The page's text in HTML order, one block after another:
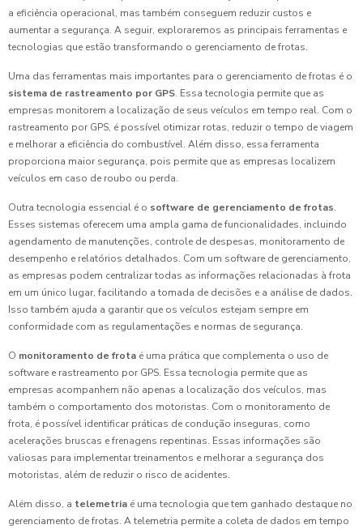
a eficiência operacional, mas também conseguem reduzir custos e
aumentar a segurança. A seguir, exploraremos as principais ferramentas e
tecnologias que estão transformando o gerenciamento de frotas.
Uma das ferramentas mais importantes para o gerenciamento de frotas é o
sistema de rastreamento por GPS. Essa tecnologia permite que as
empresas monitorem a localização de seus veículos em tempo real. Com o
rastreamento por GPS, é possível otimizar rotas, reduzir o tempo de viagem
e melhorar a eficiência do combustível. Além disso, essa ferramenta
proporciona maior segurança, pois permite que as empresas localizem
veículos em caso de roubo ou perda.
Outra tecnologia essencial é o software de gerenciamento de frotas.
Esses sistemas oferecem uma ampla gama de funcionalidades, incluindo
agendamento de manutenções, controle de despesas, monitoramento de
desempenho e relatórios detalhados. Com um software de gerenciamento,
as empresas podem centralizar todas as informações relacionadas à frota
em um único lugar, facilitando a tomada de decisões e a análise de dados.
Isso também ajuda a garantir que os veículos estejam sempre em
conformidade com as regulamentações e normas de segurança.
O monitoramento de frota é uma prática que complementa o uso de
software e rastreamento por GPS. Essa tecnologia permite que as
empresas acompanhem não apenas a localização dos veículos, mas
também o comportamento dos motoristas. Com o monitoramento de
frota, é possível identificar práticas de condução inseguras, como
acelerações bruscas e frenagens repentinas. Essas informações são
valiosas para implementar treinamentos e melhorar a segurança dos
motoristas, além de reduzir o risco de acidentes.
Além disso, a telemetria é uma tecnologia que tem ganhado destaque no
gerenciamento de frotas. A telemetria permite a coleta de dados em tempo